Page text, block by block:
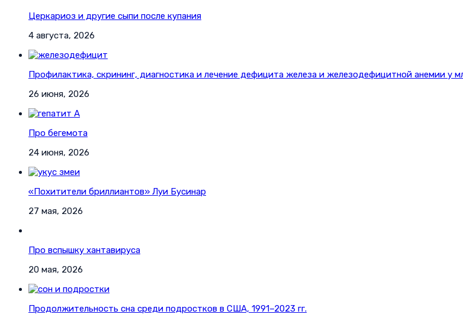
Церкариоз и другие сыпи после купания
4 августа, 2026
Профилактика, скрининг, диагностика и лечение дефицита железа и железодефицитной анемии у
26 июня, 2026
Про бегемота
24 июня, 2026
«Похитители бриллиантов» Луи Бусинар
27 мая, 2026
Про вспышку хантавируса
20 мая, 2026
Продолжительность сна среди подростков в США, 1991–2023 гг.